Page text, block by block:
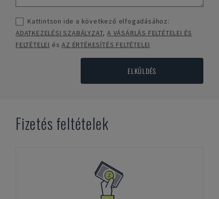
Kattintson ide a következő elfogadásához:
ADATKEZELÉSI SZABÁLYZAT,A VÁSÁRLÁS FELTÉTELEI ÉS
FELTÉTELEI ésAZ ÉRTÉKESÍTÉS FELTÉTELEI
ELKÜLDÉS
Fizetés feltételek